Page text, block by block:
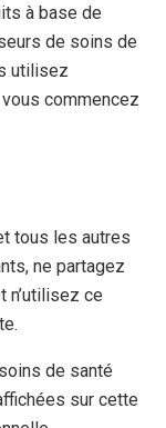
à base de
de soins de
utilisez
commencez
tous les autres
ne partagez
n’utilisez ce
de santé
sur cette